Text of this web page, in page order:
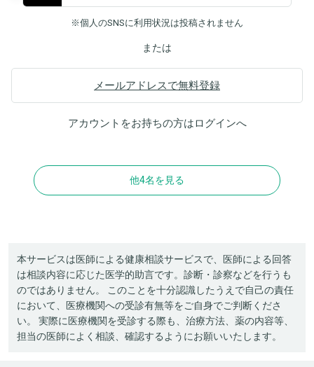
※個人のSNSに利用状況は投稿されません
または
メールアドレスで無料登録
アカウントをお持ちの方はログインへ
他4名を見る
本サービスは医師による健康相談サービスで、医師による回答
は相談内容に応じた医学的助言です。診断・診察などを行うも
のではありません。 このことを十分認識したうえで自己の責任
において、医療機関への受診有無等をご自身でご判断くださ
い。 実際に医療機関を受診する際も、治療方法、薬の内容等、
担当の医師によく相談、確認するようにお願いいたします。